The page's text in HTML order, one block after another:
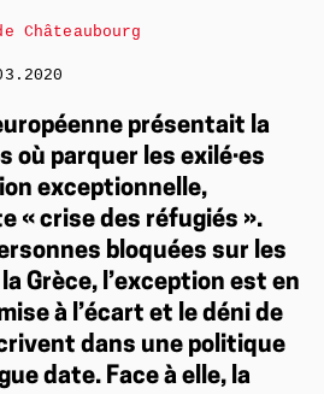
présentait la
où parquer les exilé·es
exceptionnelle,
« crise des réfugiés ».
bloquées sur les
Grèce, l’exception est en
à l’écart et le déni de
dans une politique
date. Face à elle, la
Châteaubourg